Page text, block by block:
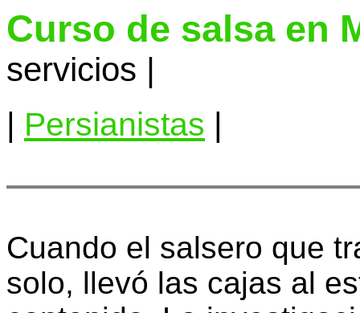
Curso de salsa en
servicios |
Persianistas
Cuando el salsero que
solo, llevó las cajas al